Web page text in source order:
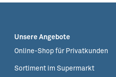
Unsere Angebote
Online-Shop für Privatkunden
Sortiment im Supermarkt